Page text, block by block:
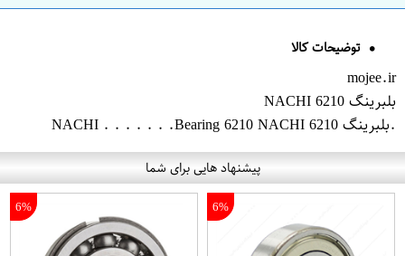
توضیحات کالا
mojee.ir
بلبرینگ 6210 NACHI
.بلبرینگ 6210 NACHI . . . . . . .Bearing 6210 NACHI
پیشنهاد هایی برای شما
6%
6%